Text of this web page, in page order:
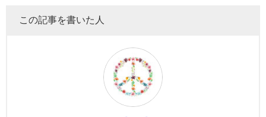
この記事を書いた人